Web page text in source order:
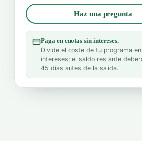
Haz una pregunta
Paga en cuotas sin intereses.
Divide el coste de tu programa
intereses; el saldo restante
45 días antes de la salida.